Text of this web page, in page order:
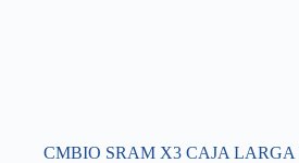
CMBIO SRAM X3 CAJA LARGA